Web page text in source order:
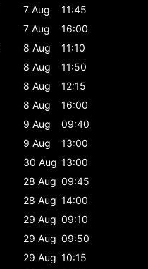
7 Aug
11:45
7 Aug
16:00
8 Aug
11:10
8 Aug
11:50
8 Aug
12:15
8 Aug
16:00
9 Aug
09:40
9 Aug
13:00
30 Aug 13:00
28 Aug 09:45
28 Aug 14:00
29 Aug 09:10
29 Aug 09:50
29 Aug 10:15